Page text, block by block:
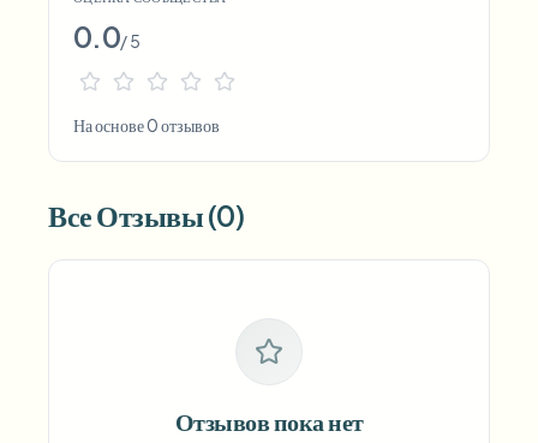
0.0/ 5
На основе 0 отзывов
Все Отзывы (0)
Отзывов пока нет